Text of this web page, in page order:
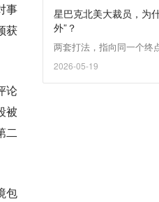
事
获
论
被
二
包
星巴克北美大裁员，为
外”？
两套打法，指向同一个终点
2026-05-19